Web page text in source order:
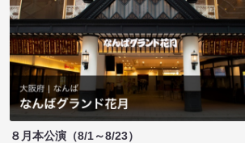
８月本公演（8/1～8/23）